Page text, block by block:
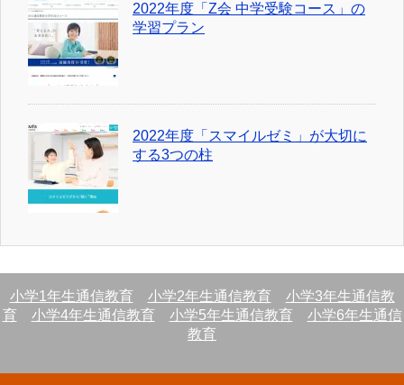
2022年度「Z会 中学受験コース」の
学習プラン
2022年度「スマイルゼミ」が大切に
する3つの柱
小学1年生通信教育 小学2年生通信教育
小学3年生通信教
育
小学4年生通信教育 小学5年生通信教育
小学6年生通信
教育